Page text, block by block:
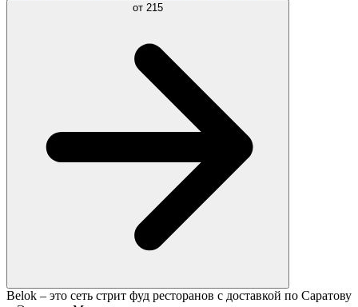
от 215
Belok – это сеть стрит фуд ресторанов с доставкой по Саратову